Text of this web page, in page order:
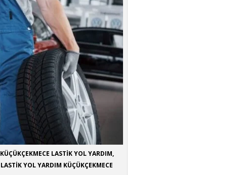
KÜÇÜKÇEKMECE LASTİK YOL YARDIM,
LASTİK YOL YARDIM KÜÇÜKÇEKMECE